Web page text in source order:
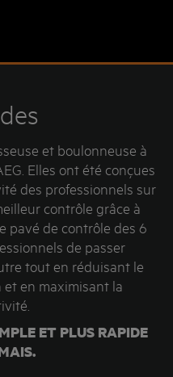
et boulonneuse à
Elles ont été conçues
des professionnels sur
contrôle grâce à
pavé de contrôle des 6
de passer
tout en réduisant le
en maximisant la
ET PLUS RAPIDE